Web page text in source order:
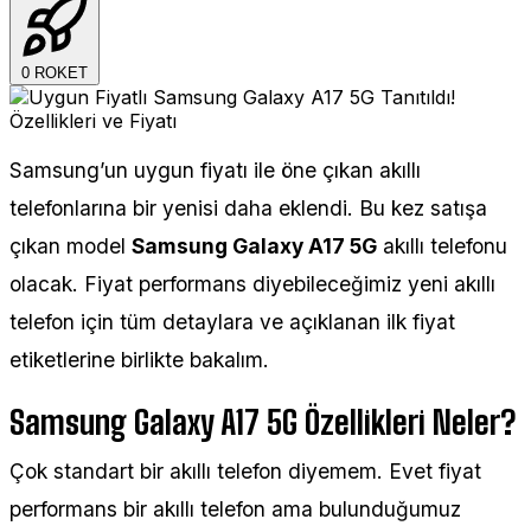
0 ROKET
Samsung’un uygun fiyatı ile öne çıkan akıllı
telefonlarına bir yenisi daha eklendi. Bu kez satışa
çıkan model Samsung Galaxy A17 5G akıllı telefonu
olacak. Fiyat performans diyebileceğimiz yeni akıllı
telefon için tüm detaylara ve açıklanan ilk fiyat
etiketlerine birlikte bakalım.
Samsung Galaxy A17 5G Özellikleri Neler?
Çok standart bir akıllı telefon diyemem. Evet fiyat
performans bir akıllı telefon ama bulunduğumuz